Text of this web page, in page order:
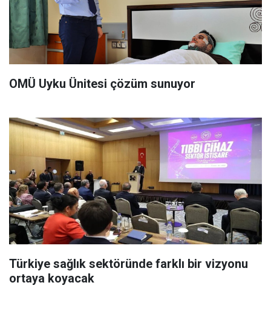
OMÜ Uyku Ünitesi çözüm sunuyor
Türkiye sağlık sektöründe farklı bir vizyonu
ortaya koyacak